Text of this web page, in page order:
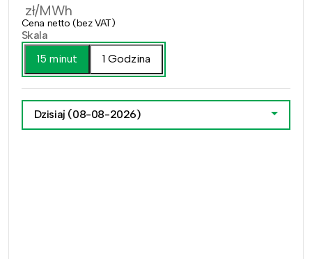
zł/MWh
Cena netto (bez VAT)
Skala
15 minut
1 Godzina
Dzisiaj (08-08-2026)